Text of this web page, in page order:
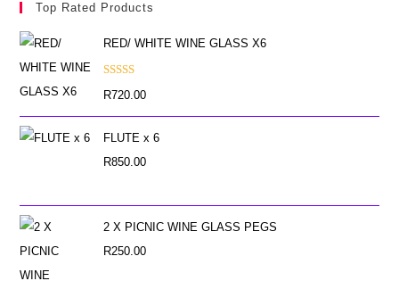
Top Rated Products
RED/ WHITE WINE GLASS X6
R720.00
FLUTE x 6
R850.00
2 X PICNIC WINE GLASS PEGS
R250.00